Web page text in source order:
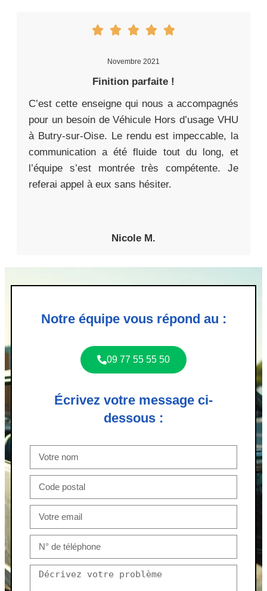
Novembre 2021
Finition parfaite !
C’est cette enseigne qui nous a accompagnés
pour un besoin de Véhicule Hors d’usage VHU
à Butry-sur-Oise. Le rendu est impeccable, la
communication a été fluide tout du long, et
l’équipe s’est montrée très compétente. Je
referai appel à eux sans hésiter.
Nicole M.
Notre équipe vous répond au :
09 77 55 55 50
Écrivez votre message ci-
dessous :